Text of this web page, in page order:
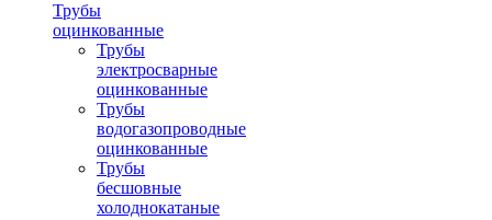
Трубы
оцинкованные
Трубы
электросварные
оцинкованные
Трубы
водогазопроводные
оцинкованные
Трубы
бесшовные
холоднокатаные